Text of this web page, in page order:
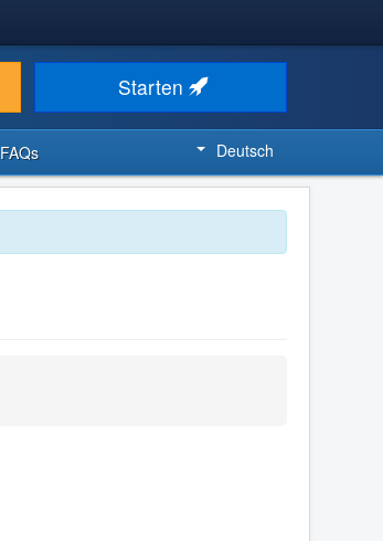
Starten
FAQs Deutsch